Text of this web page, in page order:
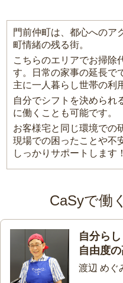
門前仲町は、都心へのア
町情緒の残る街。
こちらのエリアでお掃除
す。日常の家事の延長で
主に一人暮らし世帯の利
自分でシフトを決められ
に働くことも可能です。
お客様宅と同じ環境で
現場での困ったことや不
しっかりサポートします！
CaSyで働
自分ら
自由度
渡辺 めぐ